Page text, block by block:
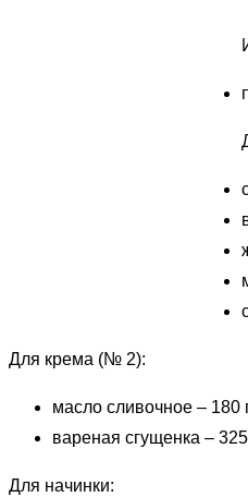
Для крема (№ 2):
масло сливочное – 180
вареная сгущенка – 325
Для начинки: